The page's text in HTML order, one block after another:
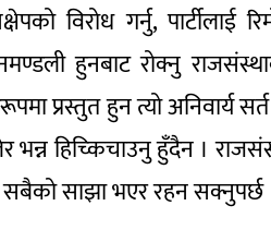
विरोध गर्नु, पार्टीलाई
हुनबाट रोक्नु
प्रस्तुत हुन त्यो अनिवार्य
भन्न हिच्किचाउनु हुँदैन ।
सबैको साझा भएर रहन सक्नुपर्छ